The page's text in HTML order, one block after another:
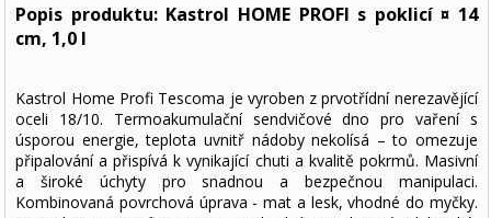
Popis produktu: Kastrol HOME PROFI s poklicí ¤ 14
cm, 1,0 l
Kastrol Home Profi Tescoma je vyroben z prvotřídní nerezavějící
oceli 18/10. Termoakumulační sendvičové dno pro vaření s
úsporou energie, teplota uvnitř nádoby nekolísá – to omezuje
připalování a přispívá k vynikající chuti a kvalitě pokrmů. Masivní
a široké úchyty pro snadnou a bezpečnou manipulaci.
Kombinovaná povrchová úprava - mat a lesk, vhodné do myčky.